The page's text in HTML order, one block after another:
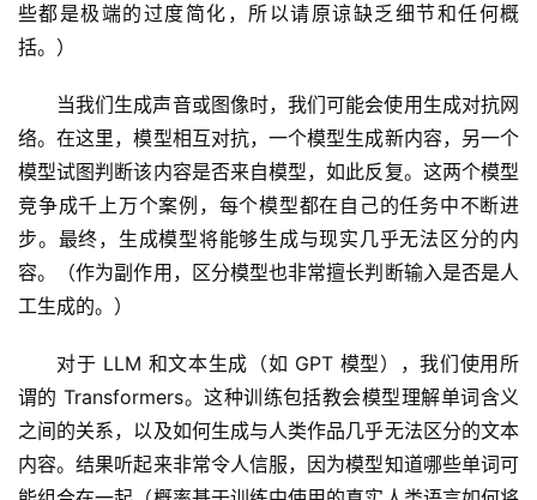
些都是极端的过度简化，所以请原谅缺乏细节和任何概
括。）
当我们生成声音或图像时，我们可能会使用生成对抗网
络。在这里，模型相互对抗，一个模型生成新内容，另一个
模型试图判断该内容是否来自模型，如此反复。这两个模型
竞争成千上万个案例，每个模型都在自己的任务中不断进
步。最终，生成模型将能够生成与现实几乎无法区分的内
容。（作为副作用，区分模型也非常擅长判断输入是否是人
工生成的。）
对于 LLM 和文本生成（如 GPT 模型），我们使用所
谓的 Transformers。这种训练包括教会模型理解单词含义
之间的关系，以及如何生成与人类作品几乎无法区分的文本
内容。结果听起来非常令人信服，因为模型知道哪些单词可